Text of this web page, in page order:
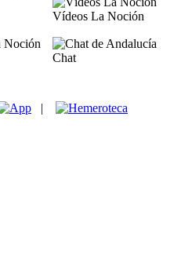
Vídeos La Noción
Chat
|